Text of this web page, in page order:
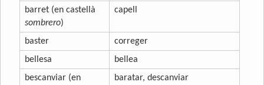
barret (en castellà
sombrero)
capell
baster
correger
bellesa
bellea
bescanviar (en
baratar, descanviar